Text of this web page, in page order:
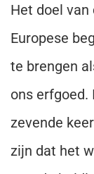
Het doel van
Europese
te brengen
ons erfgoed.
zevende
zijn dat het